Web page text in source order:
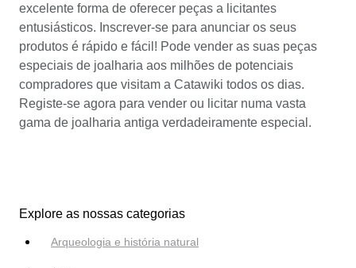
excelente forma de oferecer peças a licitantes
entusiásticos. Inscrever-se para anunciar os seus
produtos é rápido e fácil! Pode vender as suas peças
especiais de joalharia aos milhões de potenciais
compradores que visitam a Catawiki todos os dias.
Registe-se agora para vender ou licitar numa vasta
gama de joalharia antiga verdadeiramente especial.
Explore as nossas categorias
Arqueologia e história natural